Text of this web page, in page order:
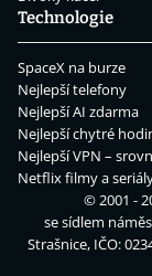
Technologie
SpaceX na burze
Nejlepší telefony
Nejlepší AI zdarma
Nejlepší chytré
Nejlepší VPN –
Netflix filmy a
© 2001 -
se sídlem
Strašnice, IČO: